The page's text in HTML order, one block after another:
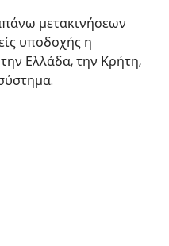
μετακινήσεων
υποδοχής η
Ελλάδα, την Κρήτη,